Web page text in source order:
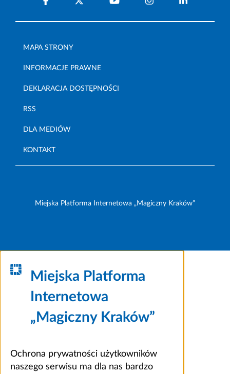
MAPA STRONY
INFORMACJE PRAWNE
DEKLARACJA DOSTĘPNOŚCI
RSS
DLA MEDIÓW
KONTAKT
Miejska Platforma Internetowa „Magiczny Kraków”
Miejska Platforma
Internetowa
„Magiczny Kraków”
Ochrona prywatności użytkowników
naszego serwisu ma dla nas bardzo